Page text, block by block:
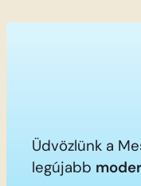
Üdvözlünk a
legújabb